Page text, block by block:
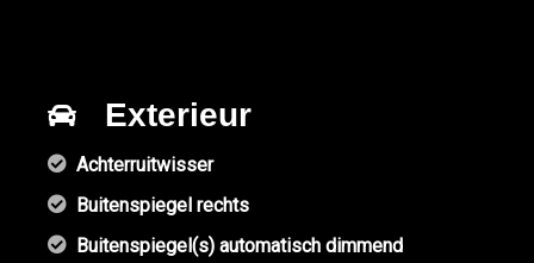
Exterieur
Achterruitwisser
Buitenspiegel rechts
Buitenspiegel(s) automatisch dimmend